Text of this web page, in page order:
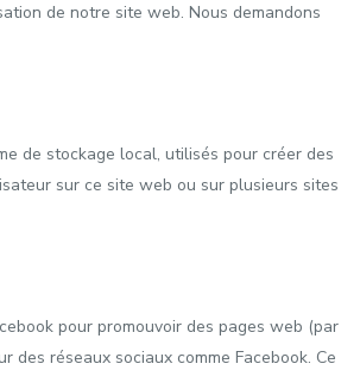
de notre site web. Nous demandons
de stockage local, utilisés pour créer des
sur ce site web ou sur plusieurs sites
pour promouvoir des pages web (par
des réseaux sociaux comme Facebook. Ce